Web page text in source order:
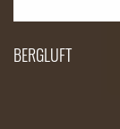
BERGLUFT